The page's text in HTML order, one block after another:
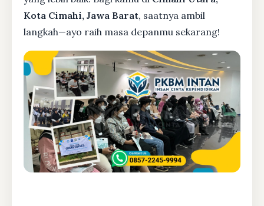
Kota Cimahi, Jawa Barat, saatnya ambil
langkah—ayo raih masa depanmu sekarang!